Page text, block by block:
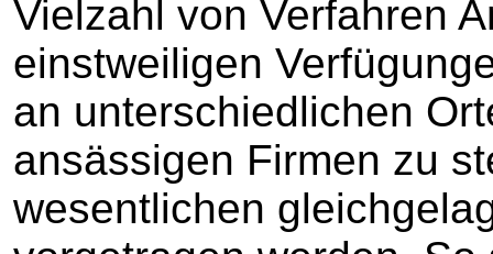
Vielzahl von Verfahren
einstweiligen
an unterschiedlichen
ansässigen Firmen zu
wesentlichen